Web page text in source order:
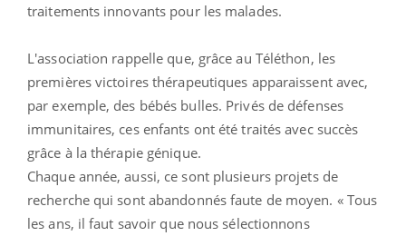
traitements innovants pour les malades.
L'association rappelle que, grâce au Téléthon, les
premières victoires thérapeutiques apparaissent avec,
par exemple, des bébés bulles. Privés de défenses
immunitaires, ces enfants ont été traités avec succès
grâce à la thérapie génique.
Chaque année, aussi, ce sont plusieurs projets de
recherche qui sont abandonnés faute de moyen. « Tous
les ans, il faut savoir que nous sélectionnons